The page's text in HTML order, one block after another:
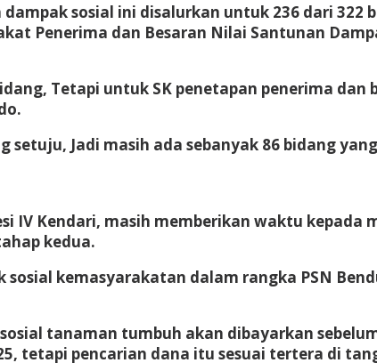
sosial ini disalurkan untuk 236 dari
Penerima dan Besaran Nilai Santunan
Tetapi untuk SK penetapan penerima
Jadi masih ada sebanyak 86 bidang
IV Kendari, masih memberikan waktu
kedua.
kemasyarakatan dalam rangka PSN
tanaman tumbuh akan dibayarkan
tetapi pencarian dana itu sesuai tertera di